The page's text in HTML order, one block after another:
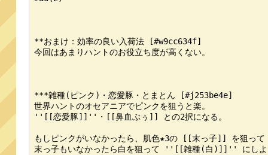
**おまけ：効率の良い入荷法 [#w9cc634f]
今回はあまりハントのお役立ち度が高くない。
***雑種(ピンク)・恋愛豚・とまとん [#j253be4e]
世界ハントのオセアニアでピンクを狙うと楽。
''[[恋愛豚]]''・[[鼻血ぶぅ]] との2択になる。
もしピンクがいなかったら、肌色★3の [[末っ子]] を狙
末っ子もいなかったら白を狙って ''[[雑種(白)]]'' にしよ